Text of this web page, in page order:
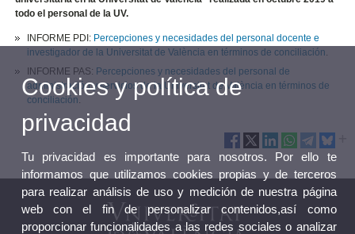
todo el personal de la UV.
INFORME PDI: Percepciones y necesidades del personal docente e
investigador de la Universitat de València en términos de conciliación.
INFORME PAS: Percepciones y necesidades del personal de
administración y servicios de la Universitat de València en términos de
conciliación.
Cookies y política de
privacidad
Tu privacidad es importante para nosotros. Por ello te
informamos que utilizamos cookies propias y de terceros
para realizar análisis de uso y medición de nuestra página
web con el fin de personalizar contenidos,así como
proporcionar funcionalidades a las redes sociales o analizar